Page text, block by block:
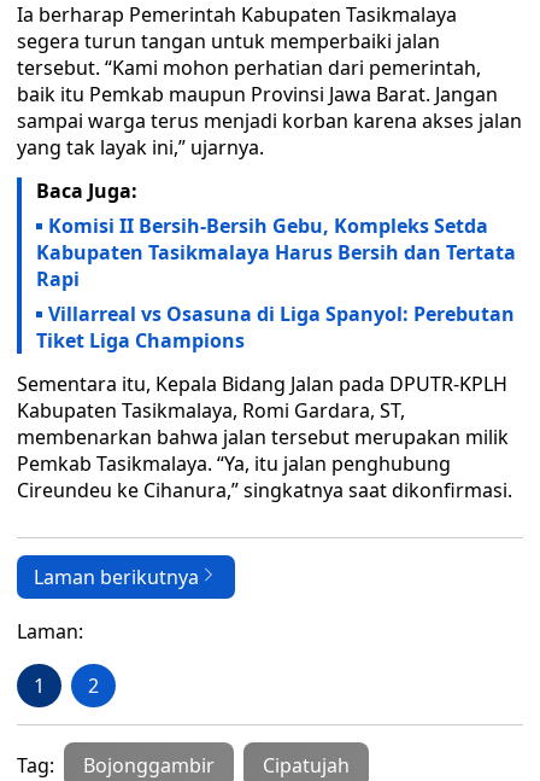
Ia berharap Pemerintah Kabupaten Tasikmalaya
segera turun tangan untuk memperbaiki jalan
tersebut. “Kami mohon perhatian dari pemerintah,
baik itu Pemkab maupun Provinsi Jawa Barat. Jangan
sampai warga terus menjadi korban karena akses jalan
yang tak layak ini,” ujarnya.
Baca Juga:
Komisi II Bersih-Bersih Gebu, Kompleks Setda
Kabupaten Tasikmalaya Harus Bersih dan Tertata
Rapi
Villarreal vs Osasuna di Liga Spanyol: Perebutan
Tiket Liga Champions
Sementara itu, Kepala Bidang Jalan pada DPUTR-KPLH
Kabupaten Tasikmalaya, Romi Gardara, ST,
membenarkan bahwa jalan tersebut merupakan milik
Pemkab Tasikmalaya. “Ya, itu jalan penghubung
Cireundeu ke Cihanura,” singkatnya saat dikonfirmasi.
Laman berikutnya
Laman:
1 2
Tag: Bojonggambir Cipatujah